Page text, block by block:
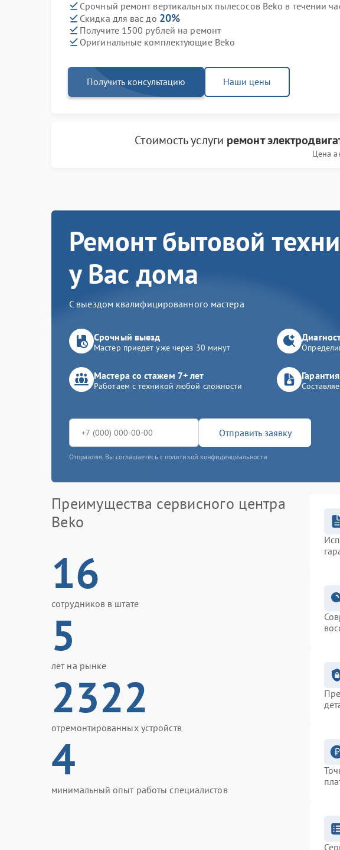
Срочный ремонт вертикальных пылесосов Beko в течении
Скидка для вас до 20%
Получите 1500 рублей на ремонт
Оригинальные комплектующие Beko
Получить консультацию Наши цены
Стоимость услуги ремонт
Цена
Ремонт бытовой
у Вас дома
С выездом квалифицированного мастера
Срочный выезд
Мастер приедет уже через 30 минут
Мастера со стажем 7+ лет
Работаем с техникой любой сложности
Отправить заявку
Отправляя, Вы соглашаетесь с политикой конфиденциальности
Преимущества сервисного центра
Beko
16
сотрудников в штате
5
лет на рынке
2322
отремонтированных устройств
4
минимальный опыт работы специалистов